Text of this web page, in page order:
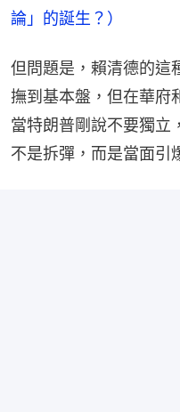
論」的誕生？）
但問題是，賴清德的這
撫到基本盤，但在華府
當特朗普剛說不要獨立
不是拆彈，而是當面引